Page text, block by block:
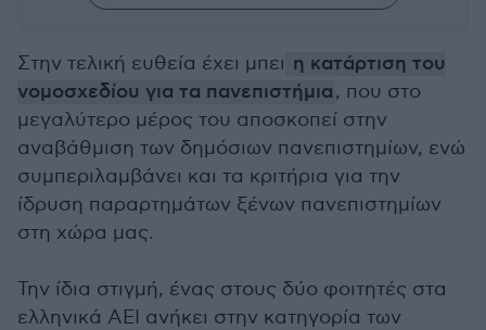
Στην τελική ευθεία έχει μπει η κατάρτιση του
νομοσχεδίου για τα πανεπιστήμια, που στο
μεγαλύτερο μέρος του αποσκοπεί στην
αναβάθμιση των δημόσιων πανεπιστημίων, ενώ
συμπεριλαμβάνει και τα κριτήρια για την
ίδρυση παραρτημάτων ξένων πανεπιστημίων
στη χώρα μας.
Την ίδια στιγμή, ένας στους δύο φοιτητές στα
ελληνικά ΑΕΙ ανήκει στην κατηγορία των